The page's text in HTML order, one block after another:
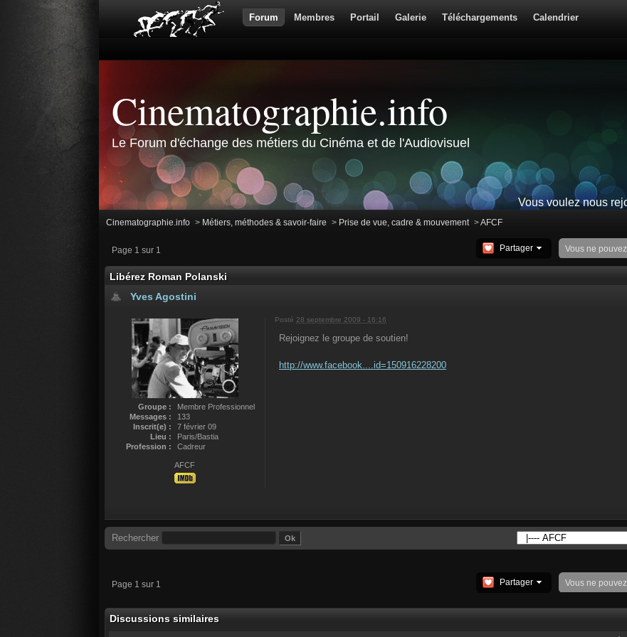
Forum Membres Portail Galerie Téléchargements Calendrier
Cinematographie.info
Le Forum d'échange des métiers du Cinéma et de l'Audiovisuel
Vous voulez nous
Cinematographie.info > Métiers, méthodes & savoir-faire > Prise de vue, cadre & mouvement >AFCF
Page 1 sur 1 Vous ne
Partager
Libérez Roman Polanski
Yves Agostini
Groupe :
Membre Professionnel
Messages :
133
Inscrit(e) :
7 février 09
Lieu :
Paris/Bastia
Profession :
Cadreur
AFCF
Posté 28 septembre 2009 - 16:16
Rejoignez le groupe de soutien!
http://www.facebook....id=150916228200
Rechercher
Page 1 sur 1 Vous ne
Partager
Discussions similaires